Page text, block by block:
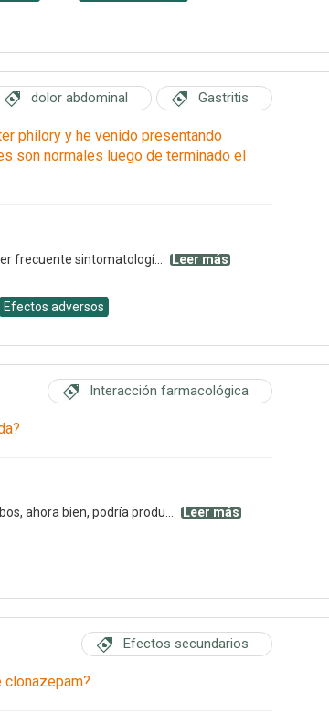
Gastritis
dolor abdominal
philory y he venido presentando
son normales luego de terminado el
frecuente sintomatologí... Leer más
Efectos adversos
Interacción farmacológica
ahora bien, podría produ... Leer más
Efectos secundarios